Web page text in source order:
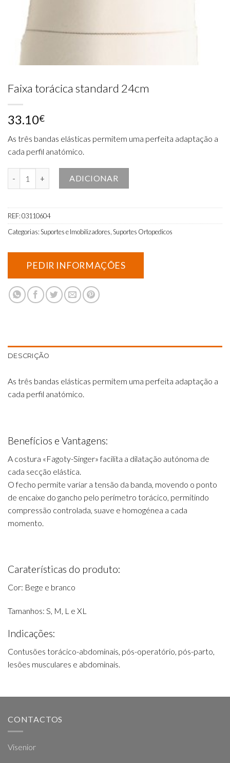
Faixa torácica standard 24cm
33.10€
As três bandas elásticas permitem uma perfeita adaptação a
cada perfil anatómico.
Quantidade de Faixa torácica standard 24cm
ADICIONAR
REF:03110604
Categorias:Suportes e Imobilizadores,Suportes Ortopedicos
DESCRIÇÃO
As três bandas elásticas permitem uma perfeita adaptação a
cada perfil anatómico.
Benefícios e Vantagens:
A costura «Fagoty-Singer» facilita a dilatação autónoma de
cada secção elástica.
O fecho permite variar a tensão da banda, movendo o ponto
de encaixe do gancho pelo perímetro torácico, permitindo
compressão controlada, suave e homogénea a cada
momento.
Caraterísticas do produto:
Cor: Bege e branco
Tamanhos: S, M, L e XL
Indicações:
Contusões torácico-abdominais, pós-operatório, pós-parto,
lesões musculares e abdominais.
CONTACTOS
Visenior